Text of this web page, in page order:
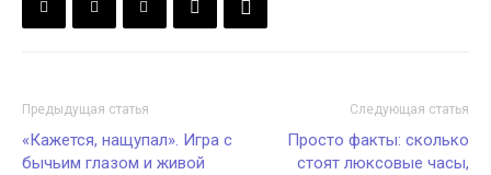
Предыдущая статья
«Кажется, нащупал». Игра с
бычьим глазом и живой
Следующая статья
Просто факты: сколько
стоят люксовые часы,